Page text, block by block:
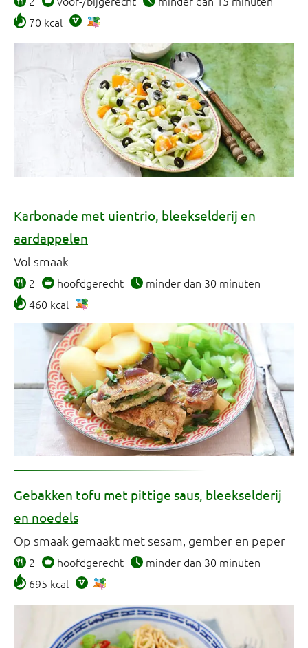
70 kcal
Karbonade met uientrio, bleekselderij en
aardappelen
Vol smaak
2 hoofdgerecht
minder dan 30 minuten
460 kcal
Gebakken tofu met pittige saus, bleekselderij
en noedels
Op smaak gemaakt met sesam, gember en peper
2 hoofdgerecht
minder dan 30 minuten
695 kcal